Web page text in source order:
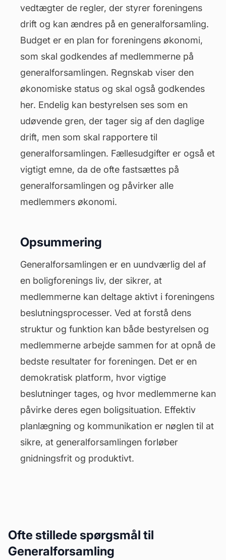
vedtægter de regler, der styrer foreningens
drift og kan ændres på en generalforsamling.
Budget er en plan for foreningens økonomi,
som skal godkendes af medlemmerne på
generalforsamlingen. Regnskab viser den
økonomiske status og skal også godkendes
her. Endelig kan bestyrelsen ses som en
udøvende gren, der tager sig af den daglige
drift, men som skal rapportere til
generalforsamlingen. Fællesudgifter er også et
vigtigt emne, da de ofte fastsættes på
generalforsamlingen og påvirker alle
medlemmers økonomi.
Opsummering
Generalforsamlingen er en uundværlig del af
en boligforenings liv, der sikrer, at
medlemmerne kan deltage aktivt i foreningens
beslutningsprocesser. Ved at forstå dens
struktur og funktion kan både bestyrelsen og
medlemmerne arbejde sammen for at opnå de
bedste resultater for foreningen. Det er en
demokratisk platform, hvor vigtige
beslutninger tages, og hvor medlemmerne kan
påvirke deres egen boligsituation. Effektiv
planlægning og kommunikation er nøglen til at
sikre, at generalforsamlingen forløber
gnidningsfrit og produktivt.
Ofte stillede spørgsmål til
Generalforsamling